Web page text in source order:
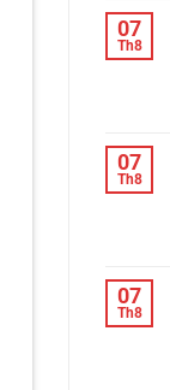
07
Th8
07
Th8
07
Th8